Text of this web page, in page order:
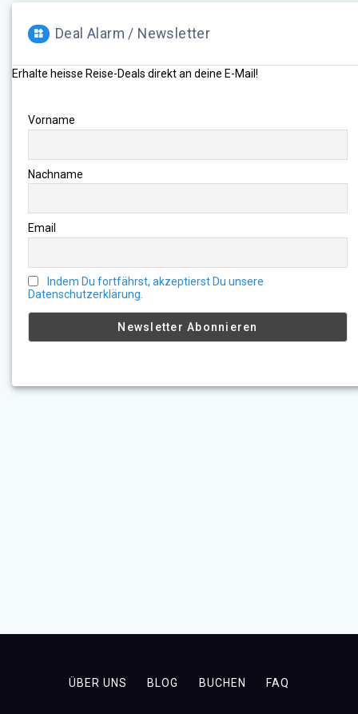
Deal Alarm / Newsletter
Erhalte heisse Reise-Deals direkt an deine E-Mail!
Vorname
Nachname
Email
Indem Du fortfährst, akzeptierst Du unsere
Datenschutzerklärung.
ÜBER UNS BLOG BUCHEN FAQ